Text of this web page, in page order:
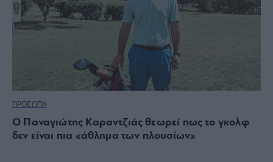
ΠΡΟΣΩΠΑ
Ο Παναγιώτης Καραντζιάς θεωρεί πως το γκολφ
δεν είναι πια «άθλημα των πλουσίων»